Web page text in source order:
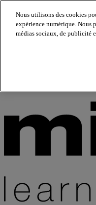
About us
Nous utilisons des cookies
expérience numérique. Nous
médias sociaux, de publicité